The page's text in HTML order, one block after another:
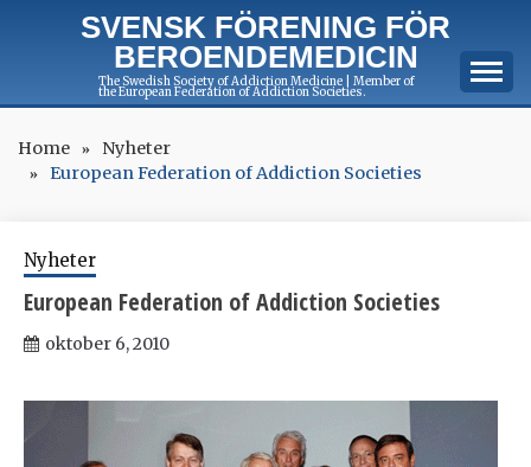
SVENSK FÖRENING FÖR
BEROENDEMEDICIN
The Swedish Society of Addiction Medicine | Member of
the European Federation of Addiction Societies.
Home
Nyheter
European Federation of Addiction Societies
Nyheter
European Federation of Addiction Societies
oktober 6, 2010